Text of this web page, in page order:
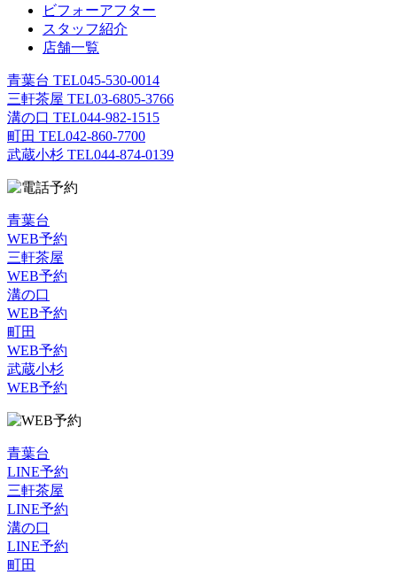
ビフォーアフター
スタッフ紹介
店舗一覧
青葉台 TEL045-530-0014
三軒茶屋 TEL03-6805-3766
溝の口 TEL044-982-1515
町田 TEL042-860-7700
武蔵小杉 TEL044-874-0139
青葉台
WEB予約
三軒茶屋
WEB予約
溝の口
WEB予約
町田
WEB予約
武蔵小杉
WEB予約
青葉台
LINE予約
三軒茶屋
LINE予約
溝の口
LINE予約
町田